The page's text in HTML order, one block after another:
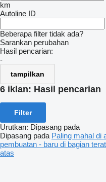
km
Autoline ID
Beberapa filter tidak ada?
Sarankan perubahan
Hasil pencarian:
-
tampilkan
6 iklan: Hasil pencarian
Filter
Urutkan: Dipasang pada
Dipasang pada Paling mahal di
pembuatan - baru di bagian
atas